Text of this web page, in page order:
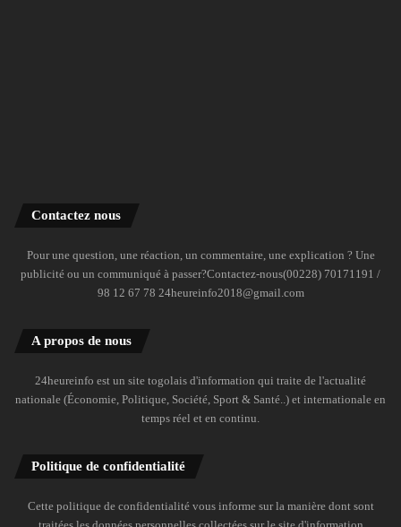
Contactez nous
Pour une question, une réaction, un commentaire, une explication ? Une
publicité ou un communiqué à passer?Contactez-nous(00228) 70171191 /
98 12 67 78 24heureinfo2018@gmail.com
A propos de nous
24heureinfo est un site togolais d'information qui traite de l'actualité
nationale (Économie, Politique, Société, Sport & Santé..) et internationale en
temps réel et en continu.
Politique de confidentialité
Cette politique de confidentialité vous informe sur la manière dont sont